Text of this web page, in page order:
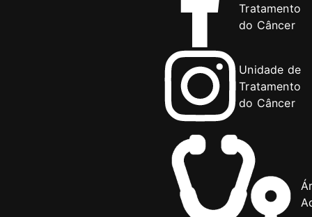
Tratamento
do Câncer
Unidade de
Tratamento
do Câncer